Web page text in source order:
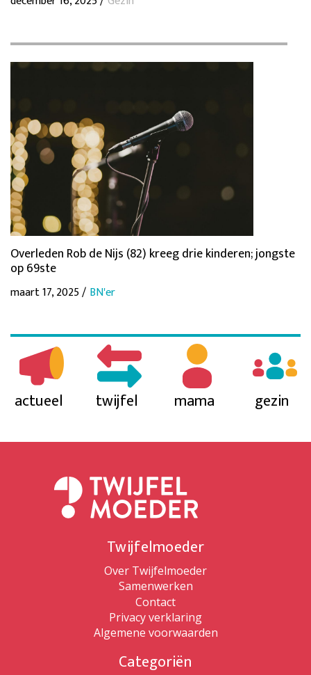
Overleden Rob de Nijs (82) kreeg drie kinderen; jongste
op 69ste
maart 17, 2025 / BN'er
actueel twijfel mama gezin
Twijfelmoeder
Over Twijfelmoeder
Samenwerken
Contact
Privacy verklaring
Algemene voorwaarden
Categoriën